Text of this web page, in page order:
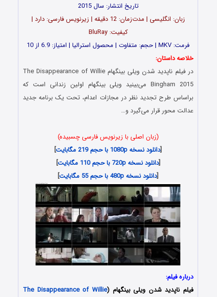
تاریخ انتشار: سال 2015
زبان: انگلیسی | مدت‌زمان: 12 دقیقه | زیرنویس فارسی: دارد |
کیفیت: BluRay
فرمت: MKV | حجم: متفاوت | محصول استرالیا | امتیاز: 6.9 از 10
خلاصه داستان:
در فیلم ناپدید شدن ویلی بینگهام The Disappearance of Willie
Bingham 2015 می‌بینید ویلی بینگهام اولین زندانی است که
براساس طرح تجدید نظر در مجازات اعدام، تحت یک برنامه جدید
عدالت محور قرار می‌گیرد و…
(زبان اصلی با زیرنویس فارسی چسبیده)
[دانلود نسخه 1080p با حجم 219 مگابایت
]
[دانلود نسخه 720p با حجم 110 مگابایت
]
[دانلود نسخه 480p با حجم 55 مگابایت ]
درباره فیلم:
فیلم ناپدید شدن ویلی بینگهام (The Disappearance of Willie